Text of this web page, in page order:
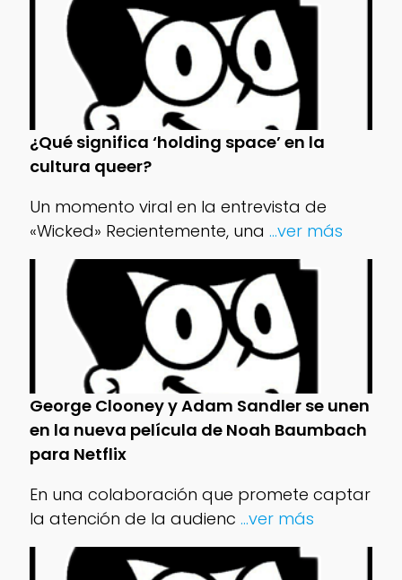
¿Qué significa ‘holding space’ en la
cultura queer?
Un momento viral en la entrevista de
«Wicked» Recientemente, una ...ver más
George Clooney y Adam Sandler se unen
en la nueva película de Noah Baumbach
para Netflix
En una colaboración que promete captar
la atención de la audienc ...ver más